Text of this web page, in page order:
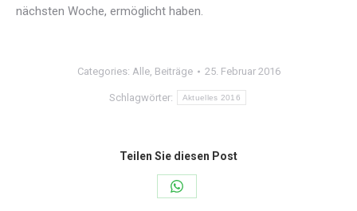
nächsten Woche, ermöglicht haben.
Categories: Alle, Beiträge 25. Februar 2016
Schlagwörter: Aktuelles 2016
Teilen Sie diesen Post
Share